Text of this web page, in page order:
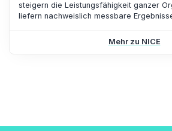
steigern die Leistungsfähigkeit ganzer
liefern nachweislich messbare
Mehr zu NICE